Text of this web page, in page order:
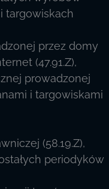
targowiskach
przez domy
(47.91.Z),
prowadzonej
i targowiskami
(58.19.Z),
periodyków